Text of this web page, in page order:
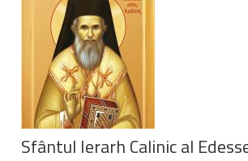
Sfântul Ierarh Calinic al